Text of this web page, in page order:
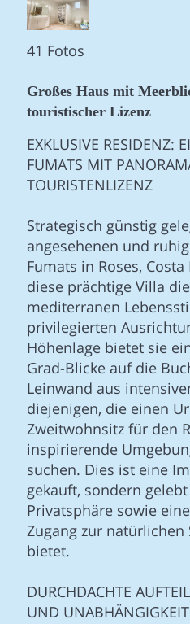
41 Fotos
Großes Haus mit
touristischer Lizenz
EXKLUSIVE RESIDENZ:
FUMATS MIT
TOURISTENLIZENZ
Strategisch günstig
angesehenen und
Fumats in Roses,
diese prächtige Villa
mediterranen
privilegierten
Höhenlage bietet sie
Grad-Blicke auf die
Leinwand aus
diejenigen, die einen
Zweitwohnsitz für den
inspirierende
suchen. Dies ist eine
gekauft, sondern
Privatsphäre sowie
Zugang zur natürlichen
bietet.
DURCHDACHTE
UND UNABHÄNGIGKEIT